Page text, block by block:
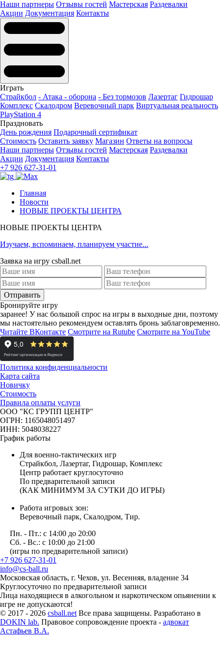
Наши партнеры Отзывы гостей Мастерская Раздевалки
Акции Документация Контакты
Играть
Страйкбол - Атака - оборона - Без тормозов Лазертаг Гидрошар
Комплекс Скалодром Веревочный парк Виртуальная реальность
PlayStation 4
Праздновать
День рождения Подарочный сертификат
Стоимость Оставить заявку Магазин Ответы на вопросы
Наши партнеры Отзывы гостей Мастерская Раздевалки
Акции Документация Контакты
+7 926 627-31-01
Главная
Новости
НОВЫЕ ПРОЕКТЫ ЦЕНТРА
НОВЫЕ ПРОЕКТЫ ЦЕНТРА
Изучаем, вспоминаем, планируем участие...
Заявка на игру csball.net
Отправить
Бронируйте игру
заранее! У нас большой спрос на игры в выходные дни, поэтому
мы настоятельно рекомендуем оставлять бронь заблаговременно.
Читайте ВКонтакте Смотрите на Rutube Смотрите на YouTube
Политика конфиденциальности
Карта сайта
Новичку
Стоимость
Правила оплаты услуги
ООО "КС ГРУПП ЦЕНТР"
ОГРН: 1165048051497
ИНН: 5048038227
График работы
Для военно-тактических игр
Страйкбол, Лазертаг, Гидрошар, Комплекс
Центр работает круглосуточно
По предварительной записи
(КАК МИНИМУМ ЗА СУТКИ ДО ИГРЫ)
Работа игровых зон:
Веревочный парк, Скалодром, Тир.
Пн. - Пт.: с 14:00 до 20:00
Сб. - Вс.: с 10:00 до 21:00
(игры по предварительной записи)
+7 926 627-31-01
info@cs-ball.ru
Московская область, г. Чехов, ул. Весенняя, владение 34
Круглосуточно по предварительной записи
Лица находящиеся в алкогольном и наркотическом опьянении к
игре не допускаются!
© 2017 - 2026 csball.net Все права защищены. Разработано в
DOKIN lab. Правовое сопровождение проекта - адвокат
Астафьев В.А.